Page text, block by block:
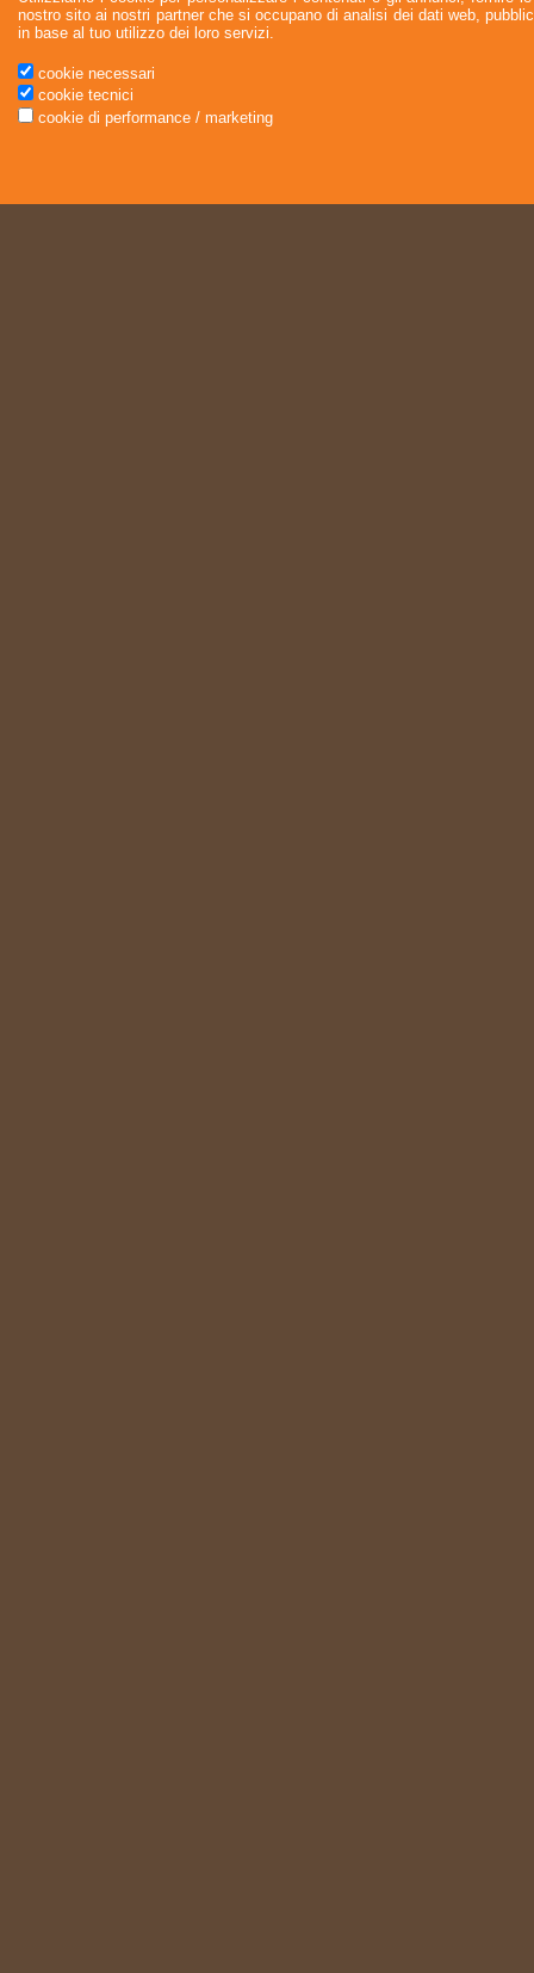
nostro sito ai nostri partner che si occupano di analisi dei dati web,
in base al tuo utilizzo dei loro servizi.
cookie necessari
cookie tecnici
cookie di performance / marketing